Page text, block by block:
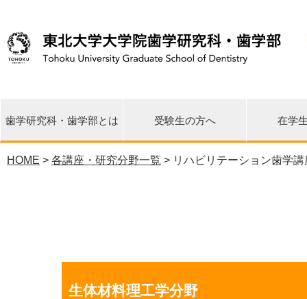
歯学研究科・歯学部とは
研究科長・学部長挨拶
教育理念・目標・沿革
研究の特徴
歯学部歯学科
大学院修士課程
大学院博士課程
各講座・研究分野一覧
歯学イノベーション
災害・環境歯学研究センタ
先端再生医学研究センター
臨床疫学統計支援室
URA室
国際交流
各種広報誌
公開情報
東日本大震災 関連情報
相談窓口
受験生の方へ 在学
HOME > 各講座・研究分野一覧 > リハビリテーション歯学
生体材料理工学分野